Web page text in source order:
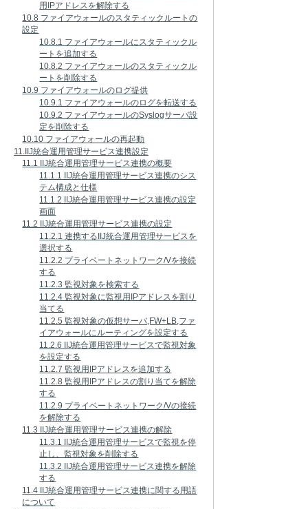
用IPアドレスを解除する
10.8 ファイアウォールのスタティックルートの
設定
10.8.1 ファイアウォールにスタティックル
ートを追加する
10.8.2 ファイアウォールのスタティックル
ートを削除する
10.9 ファイアウォールのログ提供
10.9.1 ファイアウォールのログを転送する
10.9.2 ファイアウォールのSyslogサーバ設
定を削除する
10.10 ファイアウォールの再起動
11.IIJ統合運用管理サービス連携設定
11.1 IIJ統合運用管理サービス連携の概要
11.1.1 IIJ統合運用管理サービス連携のシス
テム構成と仕様
11.1.2 IIJ統合運用管理サービス連携の設定
画面
11.2 IIJ統合運用管理サービス連携の設定
11.2.1 連携するIIJ統合運用管理サービスを
選択する
11.2.2 プライベートネットワーク/Vを接続
する
11.2.3 監視対象を検索する
11.2.4 監視対象に監視用IPアドレスを割り
当てる
11.2.5 監視対象の仮想サーバ,FW+LB,ファ
イアウォールにルーティングを設定する
11.2.6 IIJ統合運用管理サービスで監視対象
を設定する
11.2.7 監視用IPアドレスを追加する
11.2.8 監視用IPアドレスの割り当てを解除
する
11.2.9 プライベートネットワーク/Vの接続
を解除する
11.3 IIJ統合運用管理サービス連携の解除
11.3.1 IIJ統合運用管理サービスで監視を停
止し、監視対象を削除する
11.3.2 IIJ統合運用管理サービス連携を解除
する
11.4 IIJ統合運用管理サービス連携に関する用語
について